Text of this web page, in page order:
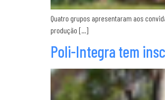
Quatro grupos apresentaram aos
produção […]
Poli-Integra tem